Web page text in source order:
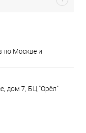
по Москве и
дом 7, БЦ "Орёл"